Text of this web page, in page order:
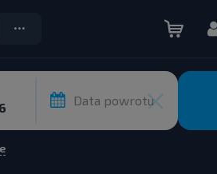
Data powrotu